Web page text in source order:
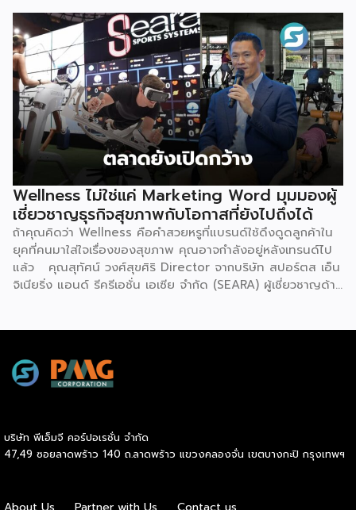
วัตถุดิบ แค่คิดก็ปวดหัวแล้ว แน่นอนว่าในโลกยุคปัจจุบันที่รอช้า
ไม่ได้ การมีตัวช่วยสำเร็จเข้ามาแก้ไขให้ธุรกิจดำเนินไปอย่างคล่อง
ตัว คงเป็นเรื่องที่ดีไม่ใช่น้อย เช่นเดียวกัน เราเคยได้ยินร้านอาหาร
หัวปลาช่องนนทรีที่อยู่มานาน มาวันนี้ธุรกิจได้ขยายบริการไปสู่
แบรนด์ติดตู้ที่พร้อมจะเข้ามาช่วยผู้ประกอบการในธุรกิจร้านอาหาร
ลดต้นทุน แต่ยังคงมาตรฐานอาหารก่อนเสิร์ฟได้คงที่ทุกจานที่ทำ
ออกไป Smart SME มีโอกาสพูดคุยกับคุณอัศวิน ลิมป์รัต
นกาญจน์ ผู้บริหารร้านหัวปลาช่องนนทรี ที่วันนี้แตกไลน์ธุรกิจมา
ทำแบรนด์ “ติดตู้” โดยเจ้าตัวเล่าถึงเรื่องนี้ว่า สำหรับ ติดตู้ by
หัวปลาช่องนนทรี เป็นแบรนด์คืออาหารพร้อมปรุงสำหรับผู้
ประกอบการ ร้านอาหาร ผับ บาร์ คาเฟ่ หรือลูกค้าที่อยากซื้อ
อาหารกลับไปทำที่บ้าน โดยเมนูอาหารที่จำหน่ายมีความหลากหลาย
เช่น ปูผัดผงกะหรี่, ปลากะพงทอดราดน้ำปลา, ต้มยำกุ้ง, ต้มยำ
ปลาเก๋า, ไก่ห่อใบเตย, หมูสเต๊ะ เหล่าสามารถนำกลับไปปรุงเป็น
อาหารได้เลย เมื่อพูดถึงอาหารพร้อมปรุง หลายคนอาจมี
ความกังวลกับเรื่องรสชาติของอาหารว่าจะออกมาอร่อยเหมือนกับ
ทำจริง ๆ หรือไม่ เรื่องนี้ทางติดตู้ได้ใช้นวัตกรรมการแช่แข็งที่คง
Wellness ไม่ใช่แค่ Marketing Word มุมมองผู้
เชี่ยวชาญธุรกิจสุขภาพกับโอกาสที่ยังไปถึงได้
ถ้าคุณคิดว่า Wellness คือคำสวยหรูที่แบรนด์ใช้ดึงดูดลูกค้าใน
ยุคที่คนมาใส่ใจเรื่องของสุขภาพ คุณอาจกำลังอยู่หลังเทรนด์ไป
แล้ว คุณสุทัศน์ วงศ์สุขศิริ Director จากบริษัท สปอร์ตส เอ็น
จิเนียริ่ง แอนด์ รีครีเอชั่น เอเซีย จำกัด (SEARA) ผู้เชี่ยวชาญด้าน
คำที่ผู้ประกอบการทุกคนต้องเข้าใจให้ลึกกว่าเดิมในวันนี้มีอยู่สอง
คำ คือ “Wellness” และ “Longevity” ถ้าวันนี้ผู้ประกอบการยัง
ระหว่าง “สุขภาพ” กับ “สุขภาวะ” ไม่ใช่แค่เรื่องของคำศัพท์ แต่
หมายถึงระดับของการส่งมอบคุณค่าที่ลึกกว่าเดิมอย่างมีนัย
บริษัท พีเอ็มจี คอร์ปอเรชั่น จำกัด
47,49 ซอยลาดพร้าว 140 ถ.ลาดพร้าว แขวงคลองจั่น เขตบางกะปิ กรุงเทพฯ